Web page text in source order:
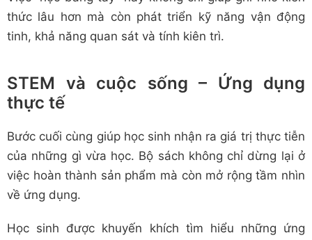
thức lâu hơn mà còn phát triển kỹ năng vận động
tinh, khả năng quan sát và tính kiên trì.
STEM và cuộc sống – Ứng dụng
thực tế
Bước cuối cùng giúp học sinh nhận ra giá trị thực tiễn
của những gì vừa học. Bộ sách không chỉ dừng lại ở
việc hoàn thành sản phẩm mà còn mở rộng tầm nhìn
về ứng dụng.
Học sinh được khuyến khích tìm hiểu những ứng